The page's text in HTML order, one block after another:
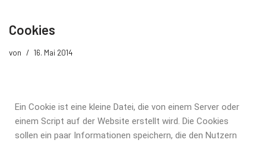
Cookies
von 16. Mai 2014
Ein Cookie ist eine kleine Datei, die von einem Server oder
einem Script auf der Website erstellt wird. Die Cookies
sollen ein paar Informationen speichern, die den Nutzern